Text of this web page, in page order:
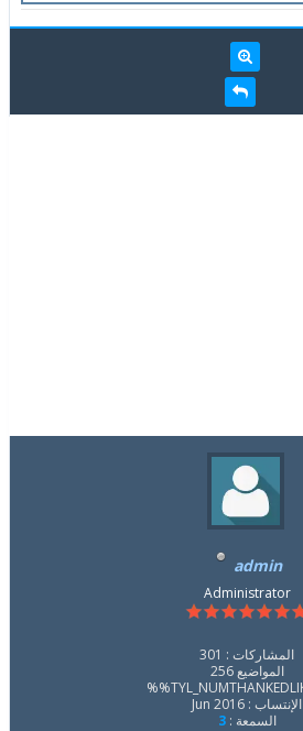
admin
Administrator
المشاركات : 301
المواضيع 256
الإنتساب : Jun 2016
السمعة :3